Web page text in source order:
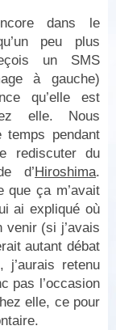
dans le
peu plus
un SMS
à gauche)
qu’elle est
elle. Nous
pendant
rediscuter du
d’ Hiroshima.
que ça m’avait
ai expliqué où
venir (si j’avais
autant débat
j’aurais retenu
pas l’occasion
elle, ce pour